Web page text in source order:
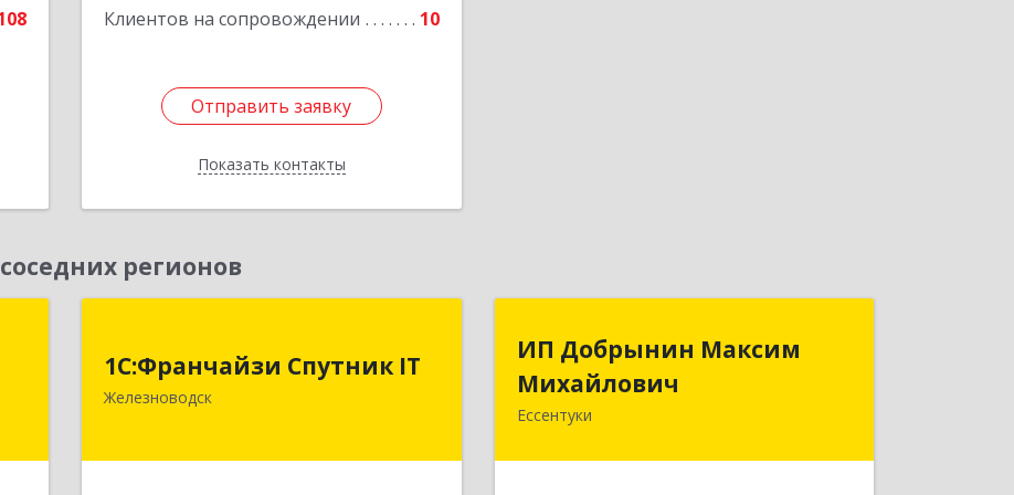
Клиентов на сопровождении 10
Отправить заявку
Показать контакты
Отправить заявку
Назад
регионов
1С:Франчайзи Спутник IT
Железноводск
357430, Ставропольский край, город-
курорт Железноводск, Иноземцево п,
ИП Добрынин Максим
Михайлович
Ессентуки
ИП Добрынин Максим
Михайлович
357601, Ставропольский край,